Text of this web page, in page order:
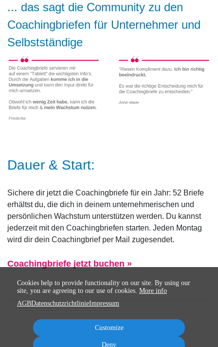
... das sagt die Community zu den
Coachingbriefen für Unternehmer und
Selbstständige
Dauer & Start:
Sichere dir jetzt die Coachingbriefe für ein Jahr: 52 Briefe
erhältst du, die dich in deinem unternehmerischen und
persönlichen Wachstum unterstützen werden. Du kannst
jederzeit mit den Coachingbriefen starten. Jeden Montag
wird dir dein Coachingbrief per Mail zugesendet.
Coachingbriefe jetzt buchen »
Cookies help to provide functionality on our site. By using our
site, you are agreeing to our use of cookies. More info
AGBDatenschutzrichtlinieImpressum
Customize
Deny